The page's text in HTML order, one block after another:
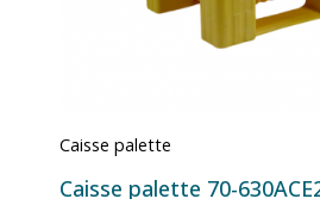
Caisse palette